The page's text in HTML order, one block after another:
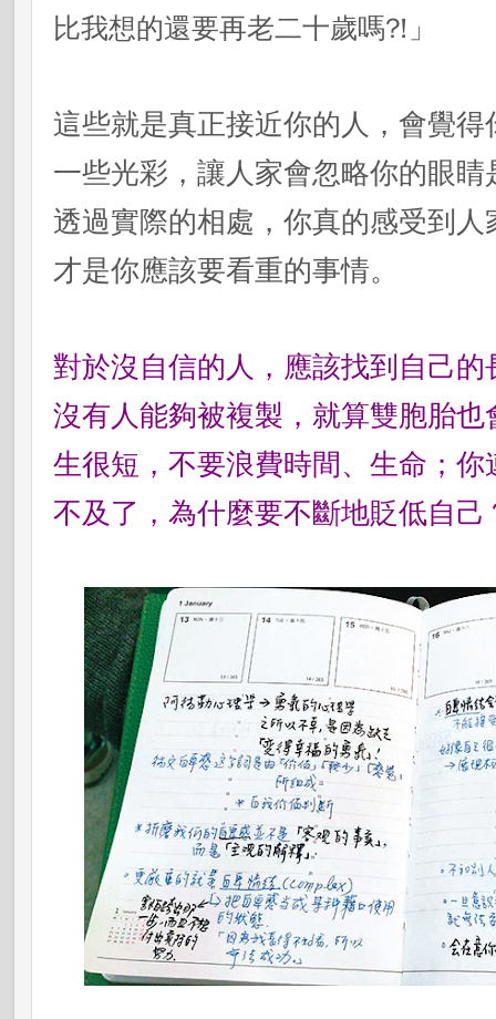
比我想的還要再老二十歲嗎?!」
這些就是真正接近你的人，會覺
一些光彩，讓人家會忽略你的眼
透過實際的相處，你真的感受到
才是你應該要看重的事情。
對於沒自信的人，應該找到自己
沒有人能夠被複製，就算雙胞胎
生很短，不要浪費時間、生命；
不及了，為什麼要不斷地貶低自己